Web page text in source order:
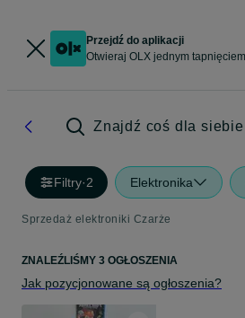
Przejdź do aplikacji
Otwieraj OLX jednym tapnięciem
Znajdź coś dla siebie
Filtry·2 Elektronika
Sprzedaż elektroniki Czarże
ZNALEŹLIŚMY 3 OGŁOSZENIA
Jak pozycjonowane są ogłoszenia?